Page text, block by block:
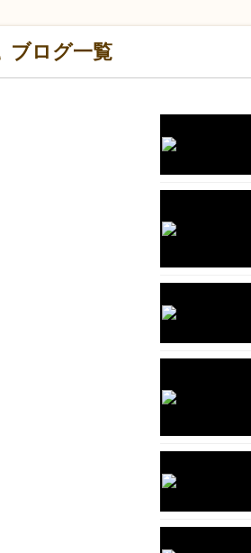
ブログ一覧